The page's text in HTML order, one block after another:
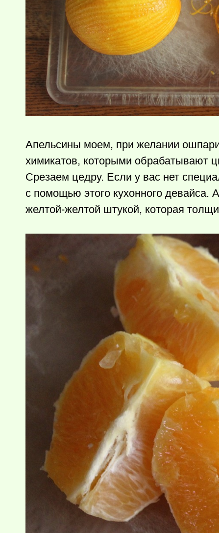
Апельсины моем, при желании
химикатов, которыми обрабатывают
Срезаем цедру. Если у вас нет
с помощью этого кухонного девайса.
желтой-желтой штукой, которая